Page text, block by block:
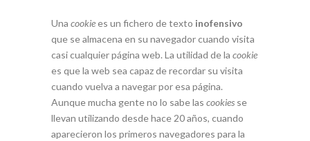
Una cookiees un fichero de texto inofensivo
que se almacena en su navegador cuando visita
casi cualquier página web. La utilidad de la cookie
es que la web sea capaz de recordar su visita
cuando vuelva a navegar por esa página.
Aunque mucha gente no lo sabe las cookies se
llevan utilizando desde hace 20 años, cuando
aparecieron los primeros navegadores para la